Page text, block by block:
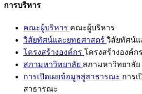
การบริหาร
คณะผู้บริหาร คณะผู้บริหาร
วิสัยทัศน์และยุทธศาสตร์ วิสัยทัศน์แ
โครงสร้างองค์กร โครงสร้างองค์กร
สภามหาวิทยาลัย สภามหาวิทยาลัย
การเปิดเผยข้อมูลสู่สาธารณะ การเ
สาธารณะ